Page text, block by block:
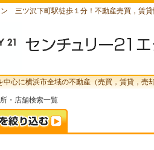
三ツ沢下町駅徒歩１分！不動産売買，賃
中心に横浜市全域の不動産（売買，賃貸，
・店舗検索一覧